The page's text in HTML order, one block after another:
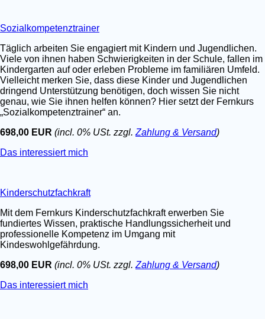
Sozialkompetenztrainer
Täglich arbeiten Sie engagiert mit Kindern und Jugendlichen.
Viele von ihnen haben Schwierigkeiten in der Schule, fallen im
Kindergarten auf oder erleben Probleme im familiären Umfeld.
Vielleicht merken Sie, dass diese Kinder und Jugendlichen
dringend Unterstützung benötigen, doch wissen Sie nicht
genau, wie Sie ihnen helfen können? Hier setzt der Fernkurs
„Sozialkompetenztrainer“ an.
698,00 EUR (incl. 0% USt. zzgl. Zahlung & Versand)
Das interessiert mich
Kinderschutzfachkraft
Mit dem Fernkurs Kinderschutzfachkraft erwerben Sie
fundiertes Wissen, praktische Handlungssicherheit und
professionelle Kompetenz im Umgang mit
Kindeswohlgefährdung.
698,00 EUR (incl. 0% USt. zzgl. Zahlung & Versand)
Das interessiert mich